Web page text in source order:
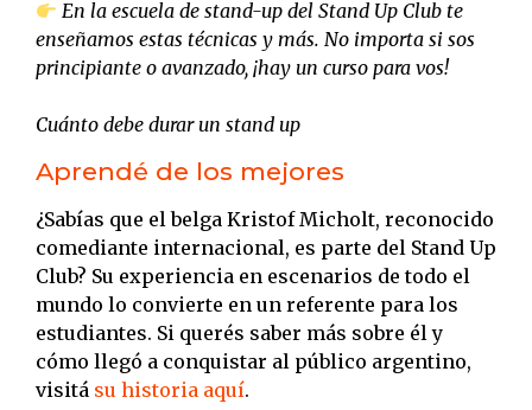
En la escuela de stand-up del Stand Up Club te
enseñamos estas técnicas y más. No importa si sos
principiante o avanzado, ¡hay un curso para vos!
Cuánto debe durar un stand up
Aprendé de los mejores
¿Sabías que el belga Kristof Micholt, reconocido
comediante internacional, es parte del Stand Up
Club? Su experiencia en escenarios de todo el
mundo lo convierte en un referente para los
estudiantes. Si querés saber más sobre él y
cómo llegó a conquistar al público argentino,
visitá su historia aquí.